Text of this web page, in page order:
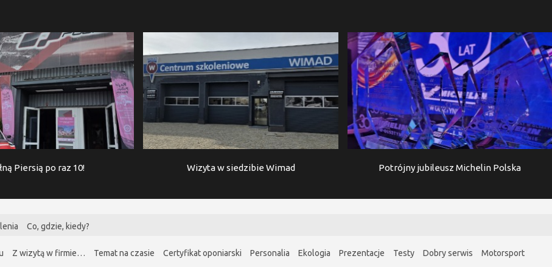
Piersią po raz 10! Wizyta w siedzibie Wimad Potrójny jubileusz Michelin Polska
Co, gdzie, kiedy?
Z wizytą w firmie… Temat na czasie Certyfikat oponiarski Personalia Ekologia Prezentacje Testy Dobry serwis
Motorsport